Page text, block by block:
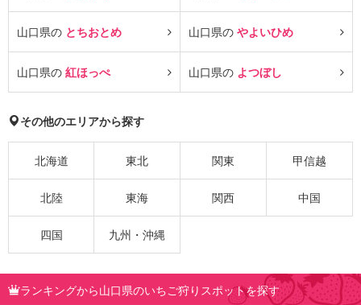
山口県の とちおとめ 山口県の やよいひめ
山口県の 紅ほっぺ 山口県の よつぼし
その他のエリアから探す
北海道 東北 関東 甲信越
北陸 東海 関西 中国
四国 九州・沖縄
ランキングから山口県のいちご狩りスポットを探す